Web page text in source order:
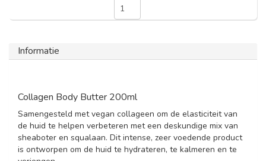
Informatie
Collagen Body Butter 200ml
Samengesteld met vegan collageen om de elasticiteit van
de huid te helpen verbeteren met een deskundige mix van
sheaboter en squalaan. Dit intense, zeer voedende product
is ontworpen om de huid te hydrateren, te kalmeren en te